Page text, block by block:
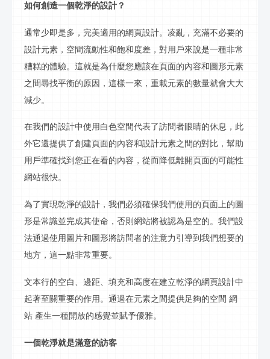
如何創造一個乾淨的設計？
通常少即是多，完美適用的網頁設計。凌亂，充滿不必要的
設計元素，空間流動性和飽和度差，對用戶來說是一種非常
糟糕的體驗。這就是為什麼您應該在頁面的內容和圖形元素
之間尋找平衡的原因，這樣一來，重載元素的數量就會大大
減少。
在我們的設計中使用白色空間代表了訪問者眼睛的休息，此
外它還提供了創建頁面的內容和設計元素之間的對比，幫助
用戶準確找到您正在看的內容，從而降低離開頁面的可能性
網站很快。
為了實現乾淨的設計，我們必須確保我們使用的頁面上的圖
形是常識並完成其使命，否則網站將被認為是空的。我們設
法通過使用圖片和圖形將訪問者的注意力引導到我們想要的
地方，這一點非常重要。
文本行的空白、邊距、填充和高度在建立乾淨的網頁設計中
起著至關重要的作用。通過在元素之間提供足夠的空間 網
站 產生一種開放的感覺並賦予優雅。
一個乾淨就是滿意的訪客